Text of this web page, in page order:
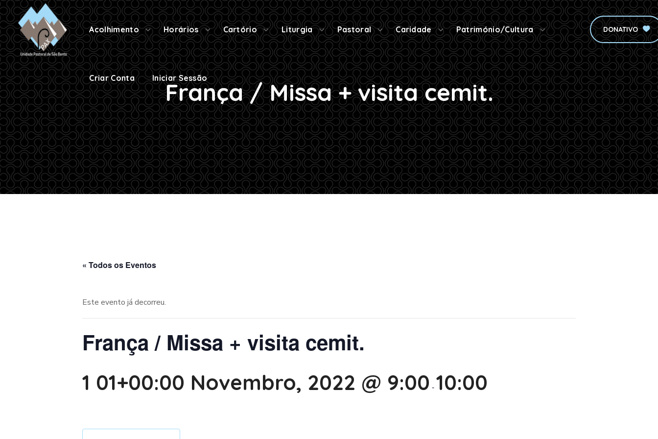
Acolhimento Horários Cartório Liturgia Pastoral Caridade Património/Cultura
Criar Conta Iniciar Sessão
DONATIVO
Criar Conta Iniciar Sessão
França / Missa + visita cemit.
« Todos os Eventos
Este evento já decorreu.
França / Missa + visita cemit.
1 01+00:00 Novembro, 2022 @ 9:00 -10:00